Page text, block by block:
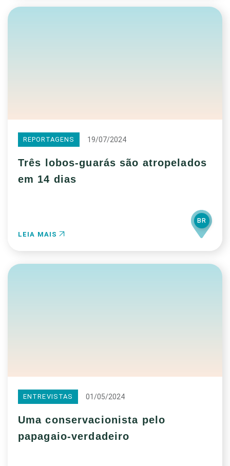
REPORTAGENS 19/07/2024
Três lobos-guarás são atropelados
em 14 dias
LEIA MAIS
BR
ENTREVISTAS 01/05/2024
Uma conservacionista pelo
papagaio-verdadeiro